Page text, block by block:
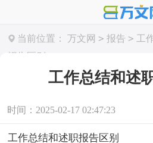
当前位置： 万文网 > 报告 > 工
报告区别
工作总结和述
时间：2025-02-17 02:47:23
工作总结和述职报告区别